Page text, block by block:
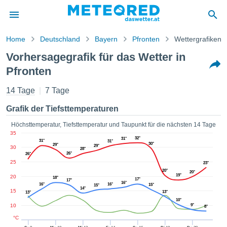
von
dass
von
diese
cookies
digitale
Home Deutschland Bayern Pfronten Wettergrafiken
Vorhersagegrafik für das Wetter in
Pfronten
14 Tage 7 Tage
Grafik der Tiefsttemperaturen
Höchsttemperatur, Tiefsttemperatur und Taupunkt für die nächsten 14 Tage
10
15
20
25
30
35
°C
26°
31°
29°
26°
28°
29°
31°
31°
32°
30°
20°
19°
20°
23°
13°
16°
18°
17°
14°
15° 16° 16°
17°
15°
13°
10°
9°
8°